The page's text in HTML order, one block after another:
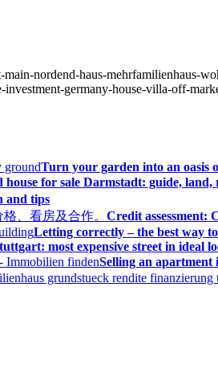
nordend-haus-mehrfamilienhaus-
germany-house-villa-off-
Turn your garden into an
for sale Darmstadt: guide, land,
and tips
Credit assessment:
Letting correctly – the best way
most expensive street in ideal
Selling an apartment